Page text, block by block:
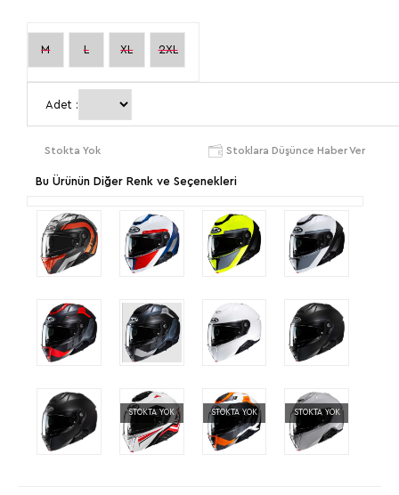
M L XL 2XL
Adet :
Stokta Yok Stoklara Düşünce Haber Ver
Bu Ürünün Diğer Renk ve Seçenekleri
STOKTA YOK STOKTA YOK STOKTA YOK